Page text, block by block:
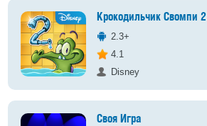
Крокодильчик Свомпи 2
2.3+
4.1
Disney
Своя Игра